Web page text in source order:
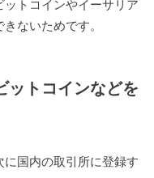
トコインやイーサリア
ないためです。
ットコインなどを
国内の取引所に登録す